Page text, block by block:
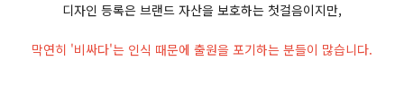
디자인 등록은 브랜드 자산을 보호하는 첫걸음이지만,
막연히 '비싸다'는 인식 때문에 출원을 포기하는 분들이 많습니다.